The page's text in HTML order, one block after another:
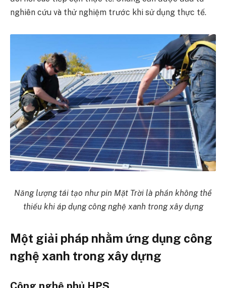
nghiên cứu và thử nghiệm trước khi sử dụng thực tế.
Năng lượng tái tạo như pin Mặt Trời là phần không thể
thiếu khi áp dụng công nghệ xanh trong xây dựng
Một giải pháp nhằm ứng dụng công
nghệ xanh trong xây dựng